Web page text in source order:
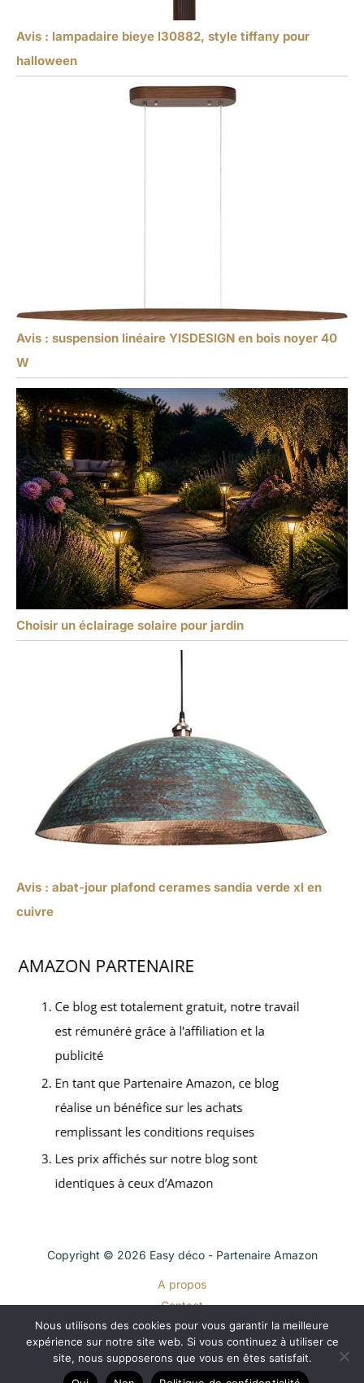
Avis : lampadaire bieye l30882, style tiffany pour
halloween
Avis : suspension linéaire YISDESIGN en bois noyer 40
W
Choisir un éclairage solaire pour jardin
Avis : abat-jour plafond cerames sandia verde xl en
cuivre
Copyright © 2026 Easy déco - Partenaire Amazon
A propos
Contact
Plan du site
Mentions légales
Politique de confidentialité
Nous utilisons des cookies pour vous garantir la meilleure
expérience sur notre site web. Si vous continuez à utiliser ce
site, nous supposerons que vous en êtes satisfait.